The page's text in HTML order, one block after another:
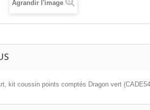
Agrandir l'image
kit coussin points comptés Dragon vert